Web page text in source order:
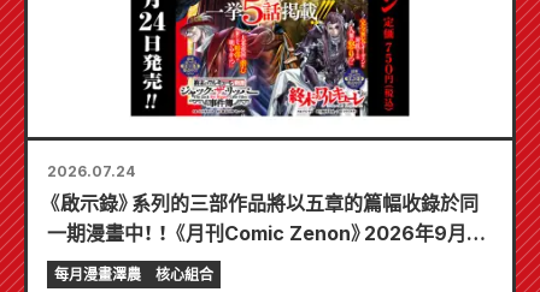
2026.07.24
《啟示錄》系列的三部作品將以五章的篇幅收錄於同
一期漫畫中！ ！ 《月刊Comic Zenon》2026年9月刊
將於7月24日發售！ ！
每月漫畫澤農 核心組合